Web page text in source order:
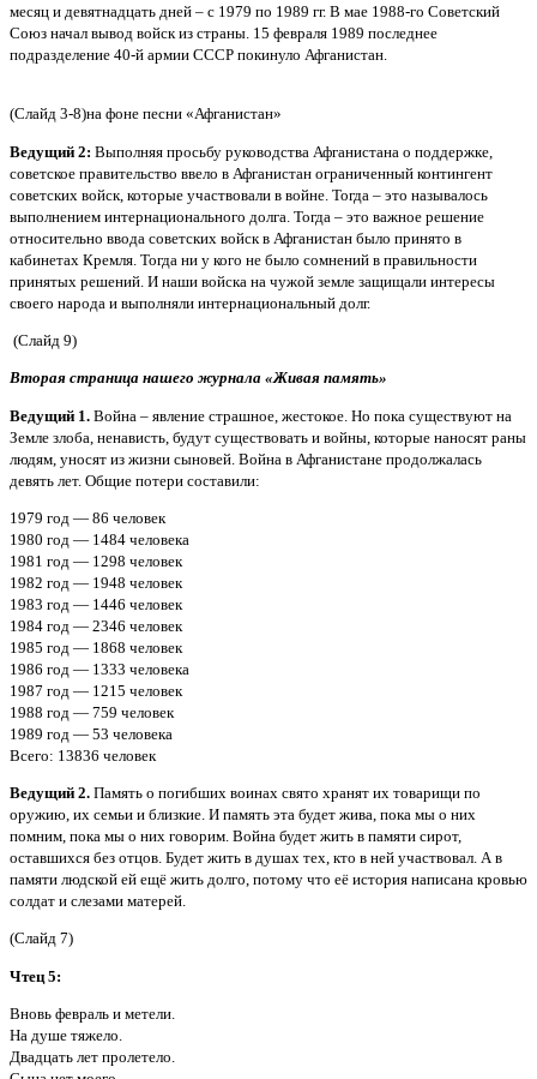
месяц и девятнадцать дней – с 1979 по 1989 гг. В мае 1988-го Советский
Союз начал вывод войск из страны. 15 февраля 1989 последнее
подразделение 40-й армии СССР покинуло Афганистан.
(Слайд 3-8)на фоне песни «Афганистан»
Ведущий 2: Выполняя просьбу руководства Афганистана о поддержке,
советское правительство ввело в Афганистан ограниченный контингент
советских войск, которые участвовали в войне. Тогда – это называлось
выполнением интернационального долга. Тогда – это важное решение
относительно ввода советских войск в Афганистан было принято в
кабинетах Кремля. Тогда ни у кого не было сомнений в правильности
принятых решений. И наши войска на чужой земле защищали интересы
своего народа и выполняли интернациональный долг.
(Слайд 9)
Вторая страница нашего журнала «Живая память»
Ведущий 1. Война – явление страшное, жестокое. Но пока существуют на
Земле злоба, ненависть, будут существовать и войны, которые наносят раны
людям, уносят из жизни сыновей. Война в Афганистане продолжалась
девять лет. Общие потери составили:
1979 год — 86 человек
1980 год — 1484 человека
1981 год — 1298 человек
1982 год — 1948 человек
1983 год — 1446 человек
1984 год — 2346 человек
1985 год — 1868 человек
1986 год — 1333 человека
1987 год — 1215 человек
1988 год — 759 человек
1989 год — 53 человека
Всего: 13836 человек
Ведущий 2. Память о погибших воинах свято хранят их товарищи по
оружию, их семьи и близкие. И память эта будет жива, пока мы о них
помним, пока мы о них говорим. Война будет жить в памяти сирот,
оставшихся без отцов. Будет жить в душах тех, кто в ней участвовал. А в
памяти людской ей ещё жить долго, потому что её история написана кровью
солдат и слезами матерей.
(Слайд 7)
Чтец 5:
Вновь февраль и метели.
На душе тяжело.
Двадцать лет пролетело.